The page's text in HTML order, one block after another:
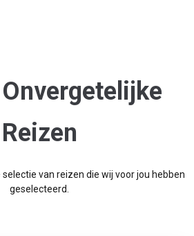
Reizen
van reizen die wij voor jou hebben
geselecteerd.